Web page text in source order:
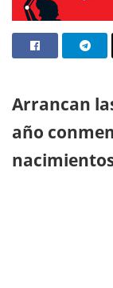
Arrancan
año